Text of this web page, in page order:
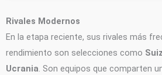
Rivales Modernos
En la etapa reciente, sus rivales más
rendimiento son selecciones como
Ucrania . Son equipos que comparten